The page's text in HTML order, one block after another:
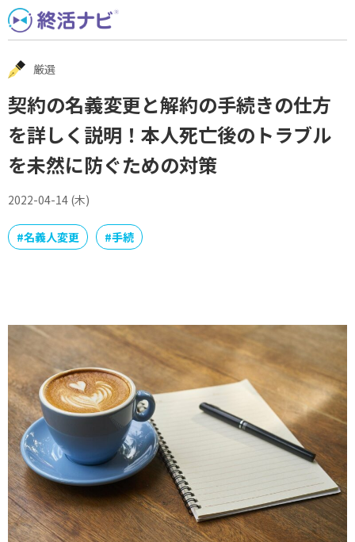
Skip
to
content
厳選
契約の名義変更と解約の手続きの仕方
を詳しく説明！本人死亡後のトラブル
を未然に防ぐための対策
2022-04-14 (木)
#名義人変更 #手続